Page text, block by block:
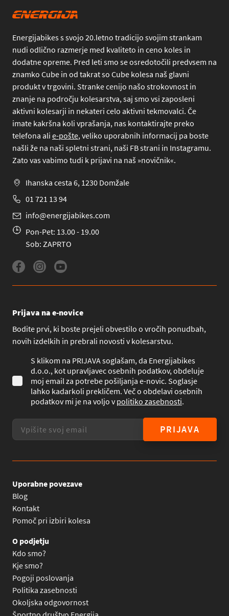
Energijabikes s svojo 20.letno tradicijo svojim strankam
nudi odlično razmerje med kvaliteto in ceno koles in
dodatne opreme. Pred leti smo se osredotočili predvsem na
znamko Cube in od takrat so Cube kolesa naš glavni
produkt v trgovini. Stranke cenijo našo strokovnost in
znanje na področju kolesarstva, saj smo vsi zaposleni
aktivni kolesarji in nekateri celo aktivni tekmovalci. Če
imate kakršna koli vprašanja, nas kontaktirajte preko
telefona ali e-pošte, veliko uporabnih informacij pa boste
našli že na naši spletni strani, naši FB strani in Instagramu.
Zato vas vabimo tudi k prijavi na naš »novičnik«.
Ihanska cesta 6, 1230 Domžale
01 721 13 94
info@energijabikes.com
Pon-Pet: 13.00 - 19.00
Sob: ZAPRTO
Prijava na e-novice
Bodite prvi, ki boste prejeli obvestilo o vročih ponudbah,
novih izdelkih in prebrali novosti v kolesarstvu.
S klikom na PRIJAVA soglašam, da Energijabikes
d.o.o., kot upravljavec osebnih podatkov, obdeluje
moj email za potrebe pošiljanja e-novic. Soglasje
lahko kadarkoli prekličem. Več o obdelavi osebnih
podatkov mi je na voljo vpolitiko zasebnosti.
PRIJAVA
Uporabne povezave
Blog
Kontakt
Pomoč pri izbiri kolesa
O podjetju
Kdo smo?
Kje smo?
Pogoji poslovanja
Politika zasebnosti
Okoljska odgovornost